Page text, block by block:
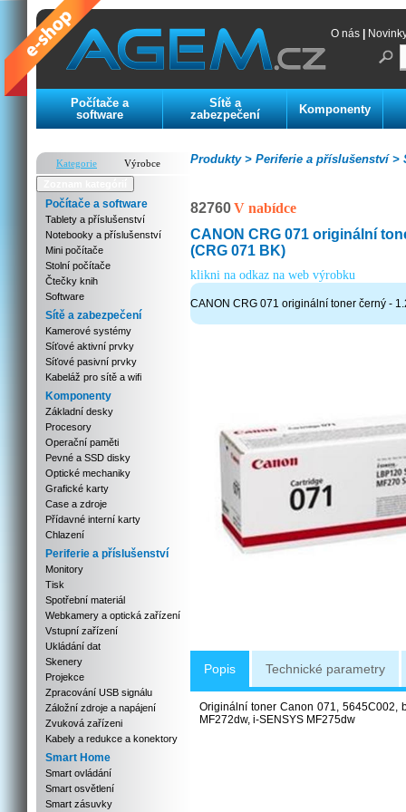
O nás
Počítače a
software
Sítě a
zabezpečení
Komponenty
Kategorie
Výrobce
Počítače a software
Tablety a příslušenství
Notebooky a příslušenství
Mini počítače
Stolní počítače
Čtečky knih
Software
Sítě a zabezpečení
Kamerové systémy
Síťové aktivní prvky
Síťové pasivní prvky
Kabeláž pro sítě a wifi
Komponenty
Základní desky
Procesory
Operační paměti
Pevné a SSD disky
Optické mechaniky
Grafické karty
Case a zdroje
Přídavné interní karty
Chlazení
Periferie a příslušenství
Monitory
Tisk
Spotřební materiál
Webkamery a optická zařízení
Vstupní zařízení
Ukládání dat
Skenery
Projekce
Zpracování USB signálu
Záložní zdroje a napájení
Zvuková zařízeni
Kabely a redukce a konektory
Smart Home
Smart ovládání
Smart osvětlení
Smart zásuvky
Periferie a příslušenství >
Produkty >
82760V nabídce
CANON CRG 071 originální
(CRG 071 BK)
klikni na odkaz na web výrobku
CANON CRG 071 originální toner černý -
Popis Technické parametry
Originální toner Canon 071, 5645C002,
MF272dw, i-SENSYS MF275dw